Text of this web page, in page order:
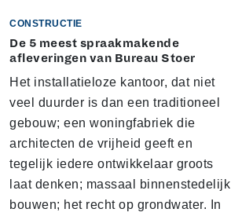
CONSTRUCTIE
De 5 meest spraakmakende
afleveringen van Bureau Stoer
Het installatieloze kantoor, dat niet
veel duurder is dan een traditioneel
gebouw; een woningfabriek die
architecten de vrijheid geeft en
tegelijk iedere ontwikkelaar groots
laat denken; massaal binnenstedelijk
bouwen; het recht op grondwater. In